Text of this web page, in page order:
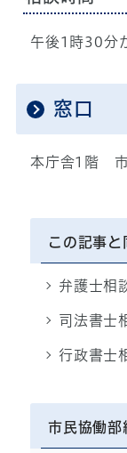
午後1時30分
窓口
本庁舎1階 市
この記事
弁護士相
司法書士
行政書士
市民協働部